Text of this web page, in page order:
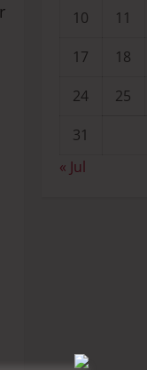
10
11
17
18
24
25
31
« Jul